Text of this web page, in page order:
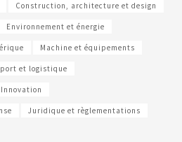
Construction, architecture et design
Environnement et énergie
Machine et équipements
et logistique
Innovation
Juridique et règlementations